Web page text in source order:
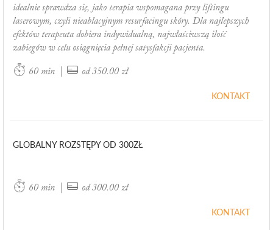
idealnie sprawdza się, jako terapia wspomagana przy liftingu
laserowym, czyli nieablacyjnym resurfacingu skóry. Dla najlepszych
efektów terapeuta dobiera indywidualną, najwłaściwszą ilość
zabiegów w celu osiągnięcia pełnej satysfakcji pacjenta.
60 min od 350.00 zł
KONTAKT
GLOBALNY ROZSTĘPY OD 300ZŁ
60 min od 300.00 zł
KONTAKT